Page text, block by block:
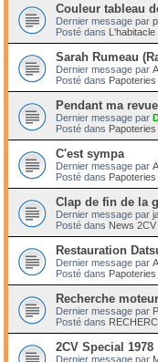
Couleur tableau
Dernier message par
Posté dans
Sarah Rumeau
Dernier message par
Posté dans
Pendant ma
Dernier message par
Posté dans
C'est sympa
Dernier message par
Posté dans
Clap de fin de la
Dernier message par
Posté dans News 2CV
Restauration
Dernier message par
Posté dans
Recherche
Dernier message par
Posté dans
2CV Special 1978
Dernier message par